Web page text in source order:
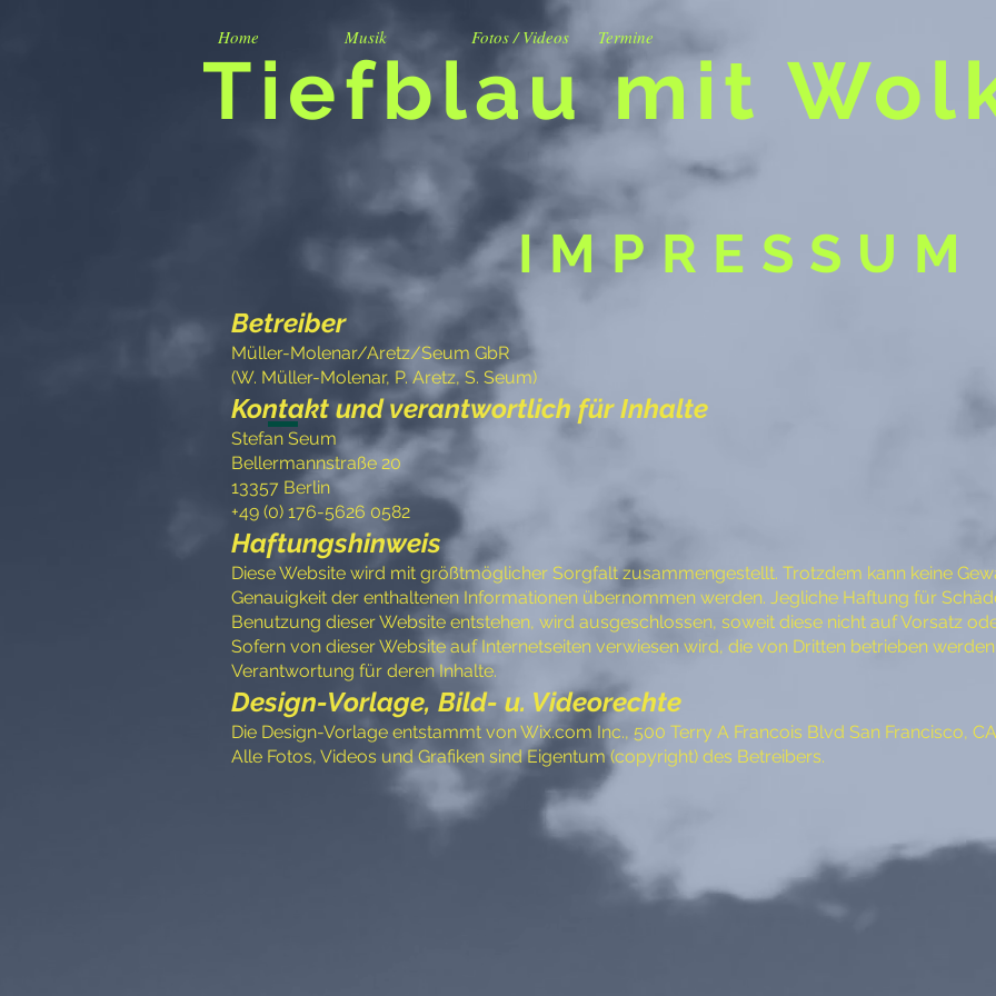
Home Musik Fotos / Videos Termine
Tiefblau mit
IMPRESSUM
Betreiber
Müller-Molenar/Aretz/Seum GbR
(W. Müller-Molenar, P. Aretz, S. Seum)
Kontakt und verantwortlich für Inhalte
Stefan Seum
Bellermannstraße 20
13357 Berlin
+49 (0) 176-5626 0582
Haftungshinweis
Diese Website wird mit größtmöglicher Sorgfalt zusammengestellt. Trotzdem kann keine
Genauigkeit der enthaltenen Informationen übernommen werden. Jegliche Haftung für
Benutzung dieser Website entstehen, wird ausgeschlossen, soweit diese nicht auf Vorsatz
Sofern von dieser Website auf Internetseiten verwiesen wird, die von Dritten betrieben
Verantwortung für deren Inhalte.
Design-Vorlage, Bild- u. Videorechte
Die Design-Vorlage entstammt von Wix.com Inc., 500 Terry A Francois Blvd San Francisco,
Alle Fotos, Videos und Grafiken sind Eigentum (copyright) des Betreibers.